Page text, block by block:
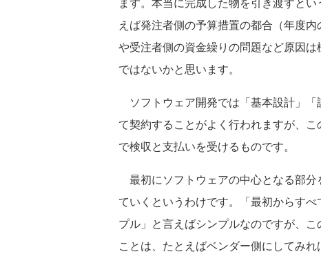
えば発注者側の予算措置の都合（年度
や受注者側の資金繰りの問題など原因
ではないかと思います。
ソフトウェア開発では「基本設計」
て契約することがよく行われますが、
で検収と支払いを受けるものです。
最初にソフトウェアの中心となる部分
ていくというわけです。「最初からす
プル」と言えばシンプルなのですが、
ことは、たとえばベンダー側にしてみ